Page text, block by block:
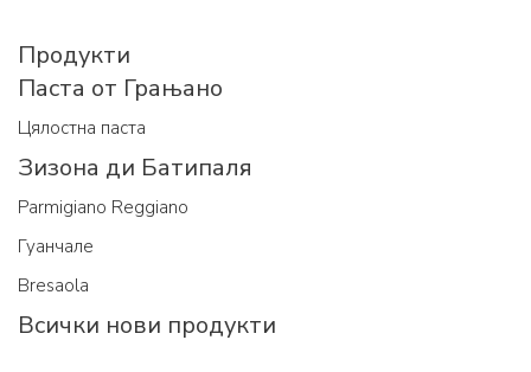
Продукти
Паста от Грањано
Цялостна паста
Зизона ди Батипаля
Parmigiano Reggiano
Гуанчале
Bresaola
Всички нови продукти